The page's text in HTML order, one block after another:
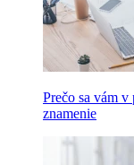
Prečo sa vám v
znamenie